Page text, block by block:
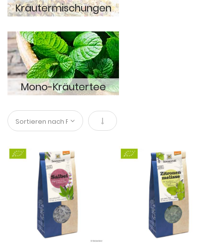
Kräutermischungen
Mono-Kräutertee
In absteigender Reihenfolge